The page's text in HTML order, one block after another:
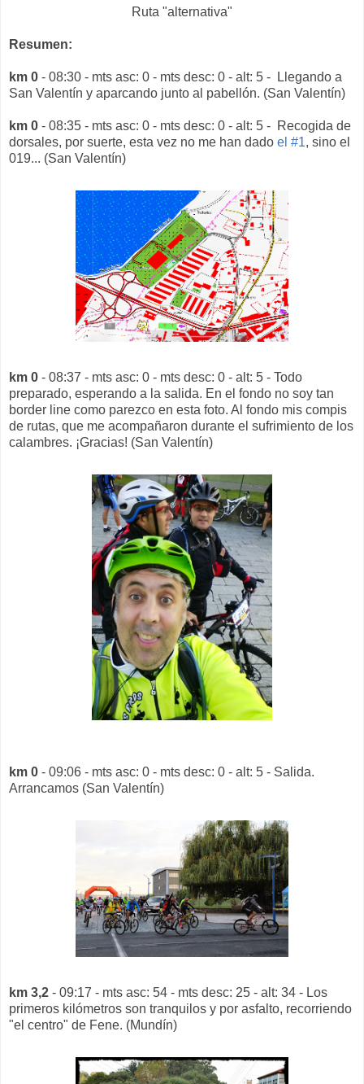
Ruta "alternativa"
Resumen:
km 0 - 08:30 - mts asc: 0 - mts desc: 0 - alt: 5 - Llegando a
San Valentín y aparcando junto al pabellón. (San Valentín)
km 0 - 08:35 - mts asc: 0 - mts desc: 0 - alt: 5 - Recogida de
dorsales, por suerte, esta vez no me han dado el #1, sino el
019... (San Valentín)
km 0 - 08:37 - mts asc: 0 - mts desc: 0 - alt: 5 - Todo
preparado, esperando a la salida. En el fondo no soy tan
border line como parezco en esta foto. Al fondo mis compis
de rutas, que me acompañaron durante el sufrimiento de los
calambres. ¡Gracias! (San Valentín)
km 0 - 09:06 - mts asc: 0 - mts desc: 0 - alt: 5 - Salida.
Arrancamos (San Valentín)
km 3,2 - 09:17 - mts asc: 54 - mts desc: 25 - alt: 34 - Los
primeros kilómetros son tranquilos y por asfalto, recorriendo
"el centro" de Fene. (Mundín)